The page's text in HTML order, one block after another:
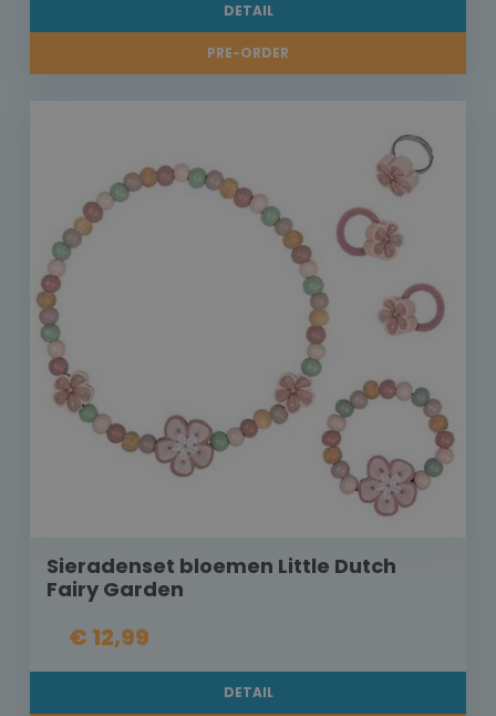
DETAIL
PRE-ORDER
Sieradenset bloemen Little Dutch
Fairy Garden
€ 12,99
DETAIL